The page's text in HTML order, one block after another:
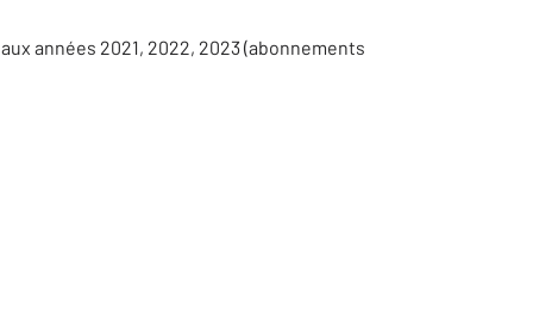
années 2021, 2022, 2023 (abonnements